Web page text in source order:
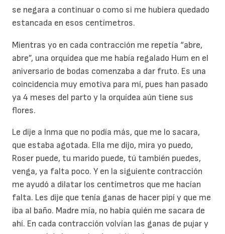
se negara a continuar o como si me hubiera quedado
estancada en esos centímetros.
Mientras yo en cada contracción me repetía “abre,
abre”, una orquídea que me había regalado Hum en el
aniversario de bodas comenzaba a dar fruto. Es una
coincidencia muy emotiva para mí, pues han pasado
ya 4 meses del parto y la orquídea aún tiene sus
flores.
Le dije a Inma que no podía más, que me lo sacara,
que estaba agotada. Ella me dijo, mira yo puedo,
Roser puede, tu marido puede, tú también puedes,
venga, ya falta poco. Y en la siguiente contracción
me ayudó a dilatar los centímetros que me hacían
falta. Les dije que tenía ganas de hacer pipí y que me
iba al baño. Madre mía, no había quién me sacara de
ahí. En cada contracción volvían las ganas de pujar y